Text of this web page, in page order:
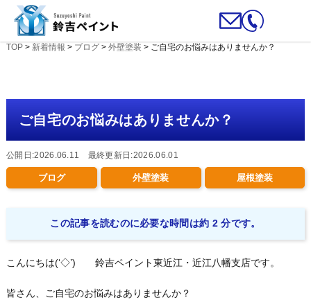
TOP> 新着情報 > ブログ> 外壁塗装 > ご自宅のお悩みはありませんか？
ご自宅のお悩みはありませんか？
公開日:2026.06.11 最終更新日:2026.06.01
ブログ 外壁塗装 屋根塗装
この記事を読むのに必要な時間は約 2 分です。
こんにちは(‘◇’)ゞ 鈴吉ペイント東近江・近江八幡支店です。
皆さん、ご自宅のお悩みはありませんか？